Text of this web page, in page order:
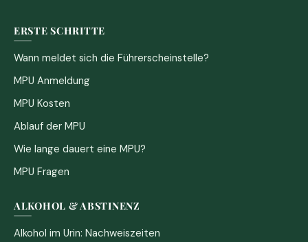
ERSTE SCHRITTE
Wann meldet sich die Führerscheinstelle?
MPU Anmeldung
MPU Kosten
Ablauf der MPU
Wie lange dauert eine MPU?
MPU Fragen
ALKOHOL & ABSTINENZ
Alkohol im Urin: Nachweiszeiten